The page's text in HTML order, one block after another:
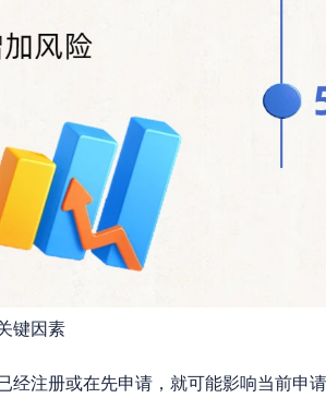
键因素
经注册或在先申请，就可能影响当前申